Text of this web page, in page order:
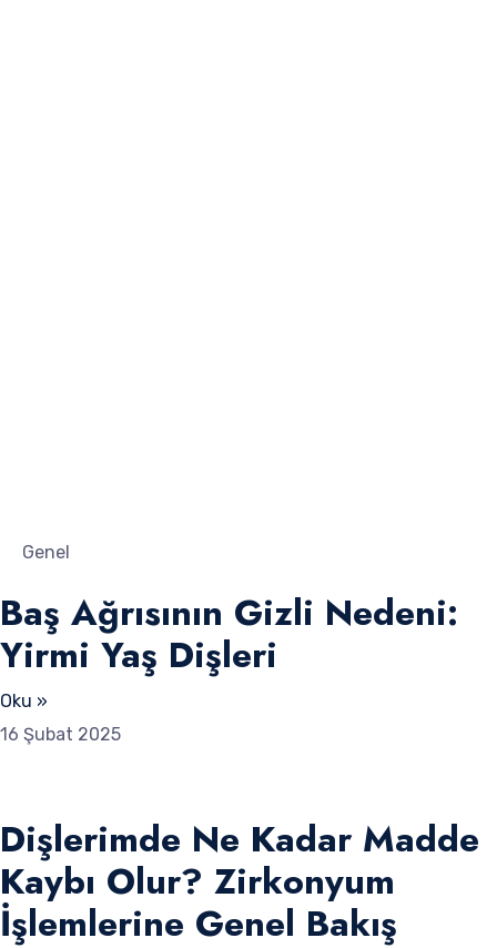
Genel
Baş Ağrısının Gizli Nedeni:
Yirmi Yaş Dişleri
Oku »
16 Şubat 2025
Dişlerimde Ne Kadar Madde
Kaybı Olur? Zirkonyum
İşlemlerine Genel Bakış